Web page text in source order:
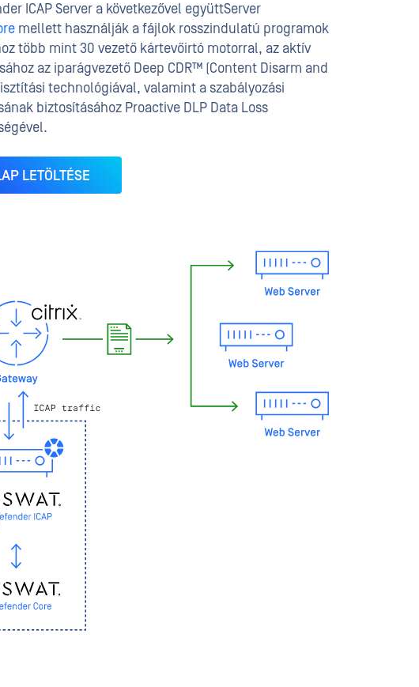
ICAP Server a következővel együttServer
mellett használják a fájlok rosszindulatú programok
több mint 30 vezető kártevőirtó motorral, az aktív
az iparágvezető Deep CDR™ (Content Disarm and
technológiával, valamint a szabályozási
biztosításához Proactive DLP Data Loss
LETÖLTÉSE